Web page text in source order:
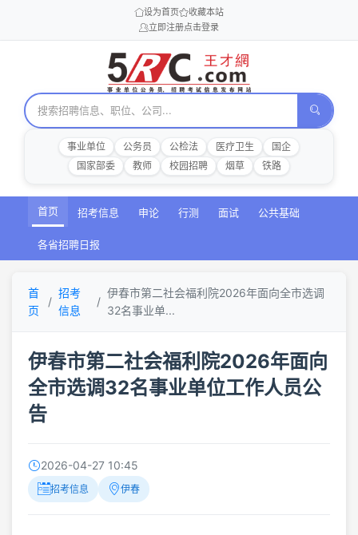
设为首页
收藏本站
立即注册点击登录
事业单位 公务员 公检法 医疗卫生
国企
国家部委
教师 校园招聘 烟草 铁路
首页 招考信息 申论 行测 面试 公共基础
各省招聘日报
首
页
招考
信息
伊春市第二社会福利院2026年面向全市选调
32名事业单...
伊春市第二社会福利院2026年面向
全市选调32名事业单位工作人员公
告
2026-04-27 10:45
招考信息 伊春